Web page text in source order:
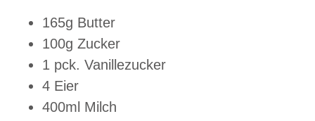
165g Butter
100g Zucker
1 pck. Vanillezucker
4 Eier
400ml Milch